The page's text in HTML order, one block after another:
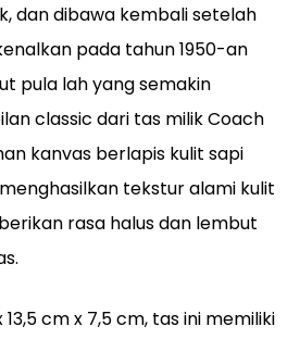
dan dibawa kembali setelah
pada tahun 1950-an
pula lah yang semakin
classic dari tas milik Coach
kanvas berlapis kulit sapi
tekstur alami kulit
rasa halus dan lembut
13,5 cm x 7,5 cm, tas ini memiliki